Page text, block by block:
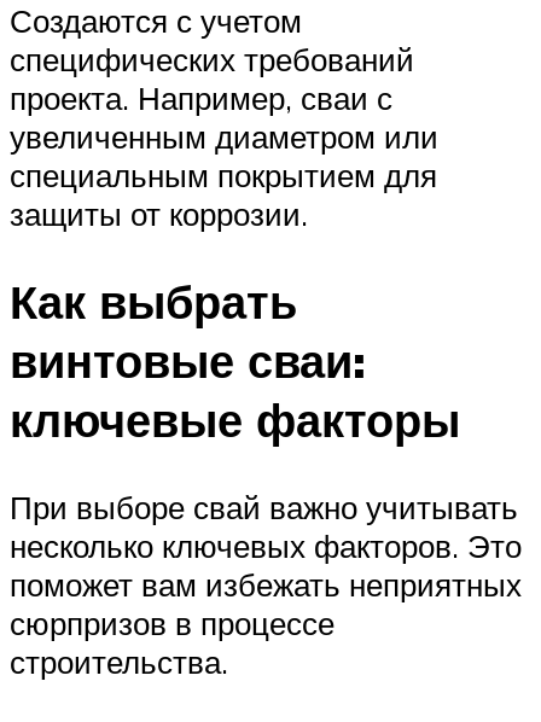
Создаются с учетом
специфических требований
проекта. Например, сваи с
увеличенным диаметром или
специальным покрытием для
защиты от коррозии.
Как выбрать
винтовые сваи:
ключевые факторы
При выборе свай важно учитывать
несколько ключевых факторов. Это
поможет вам избежать неприятных
сюрпризов в процессе
строительства.